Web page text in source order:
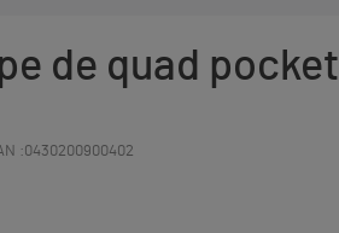
de quad pocket
:0430200900402